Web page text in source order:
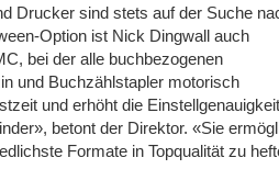
Drucker sind stets auf der Suche
Option ist Nick Dingwall auch
bei der alle buchbezogenen
und Buchzählstapler motorisch
und erhöht die
betont der Direktor. «Sie
Formate in Topqualität zu